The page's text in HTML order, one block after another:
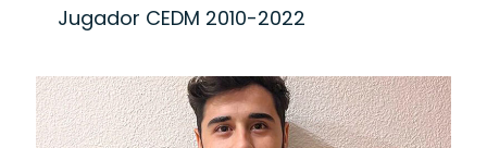
Jugador CEDM 2010-2022